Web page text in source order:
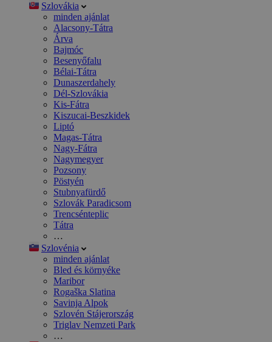
Szlovákia
minden ajánlat
Alacsony-Tátra
Árva
Bajmóc
Besenyőfalu
Bélai-Tátra
Dunaszerdahely
Dél-Szlovákia
Kis-Fátra
Kiszucai-Beszkidek
Liptó
Magas-Tátra
Nagy-Fátra
Nagymegyer
Pozsony
Pöstyén
Stubnyafürdő
Szlovák Paradicsom
Trencsénteplic
Tátra
…
Szlovénia
minden ajánlat
Bled és környéke
Maribor
Rogaška Slatina
Savinja Alpok
Szlovén Stájerország
Triglav Nemzeti Park
…